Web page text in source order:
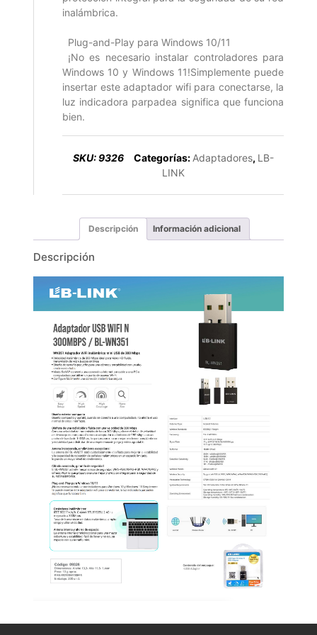
inalámbrica.
Plug-and-Play para Windows 10/11
¡No es necesario instalar controladores para
Windows 10 y Windows 11!Simplemente puede
insertar este adaptador wifi para conectarse, la
luz indicadora parpadea significa que funciona
bien.
SKU:9326 Categorías: Adaptadores, LB-
LINK
Descripción Información adicional
Descripción